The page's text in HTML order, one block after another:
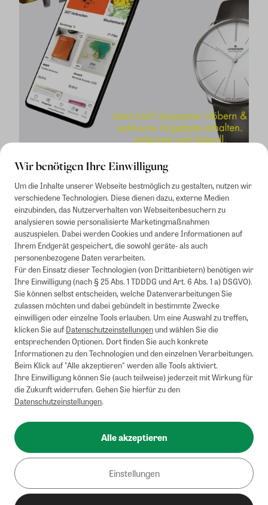
Wir benötigen Ihre Einwilligung
Um die Inhalte unserer Webseite bestmöglich zu gestalten, nutzen wir
verschiedene Technologien. Diese dienen dazu, externe Medien
einzubinden, das Nutzerverhalten von Webseitenbesuchern zu
analysieren sowie personalisierte Marketingmaßnahmen
auszuspielen. Dabei werden Cookies und andere Informationen auf
Ihrem Endgerät gespeichert, die sowohl geräte- als auch
personenbezogene Daten verarbeiten.
Für den Einsatz dieser Technologien (von Drittanbietern) benötigen wir
Ihre Einwilligung (nach § 25 Abs. 1 TDDDG und Art. 6 Abs. 1 a) DSGVO).
Sie können selbst entscheiden, welche Datenverarbeitungen Sie
zulassen möchten und dabei gebündelt in bestimmte Zwecke
einwilligen oder einzelne Tools erlauben. Um eine Auswahl zu treffen,
klicken Sie aufDatenschutzeinstellungenund wählen Sie die
entsprechenden Optionen. Dort finden Sie auch konkrete
Informationen zu den Technologien und den einzelnen Verarbeitungen.
Beim Klick auf "Alle akzeptieren" werden alle Tools aktiviert.
Ihre Einwilligung können Sie (auch teilweise) jederzeit mit Wirkung für
die Zukunft widerrufen. Gehen Sie hierfür zu den
Datenschutzeinstellungen.
Alle akzeptieren
Einstellungen
Mindestbestellwert von 50€. Nicht anwendbar auf Produkte, die der
Buchpreisbindung unterliegen, ZEIT-Akademie, e-Books. Keine
Barauszahlung möglich. Nicht mit weiteren Gutscheinen/Rabatten
kombinierbar.
Briefsendungen sind vom kostenlosen Rückversand ausgeschlossen.
Weitere Informationen zu Rücksendungen finden Sie hier.
Alle Preise inkl. gesetzl. MwSt. zzgl. Versandkosten
AGB
Widerrufsbelehrung
Barrierefreiheit
Instagram Pinterest